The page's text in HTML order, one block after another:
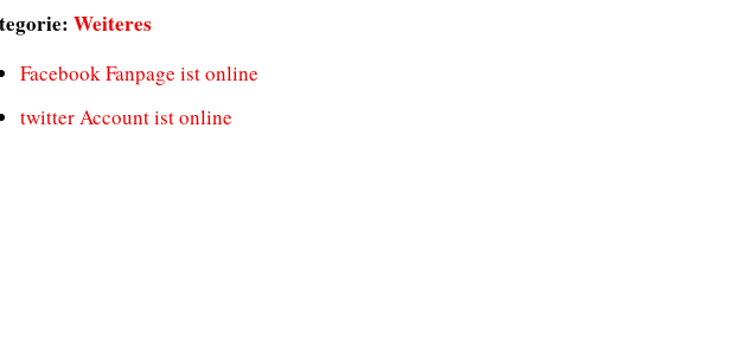
Weiteres
Facebook Fanpage ist online
twitter Account ist online